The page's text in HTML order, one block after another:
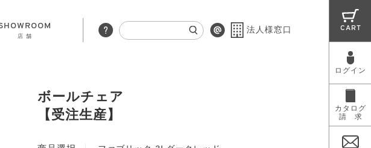
店 舗
法人様窓口 CART
ログイン
カタログ
請 求
ボールチェア
【受注生産】